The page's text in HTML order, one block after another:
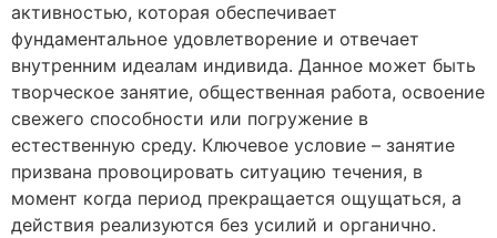
активностью, которая обеспечивает
фундаментальное удовлетворение и отвечает
внутренним идеалам индивида. Данное может быть
творческое занятие, общественная работа, освоение
свежего способности или погружение в
естественную среду. Ключевое условие – занятие
призвана провоцировать ситуацию течения, в
момент когда период прекращается ощущаться, а
действия реализуются без усилий и органично.